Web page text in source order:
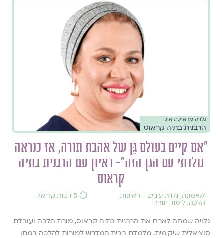
גלויה מראיינת את
הרבנית בתיה קראוס
״אם קיים בעולם גֵּן של אהבת תורה, אז כנראה
נולדתי עם הגן הזה״- ראיון עם הרבנית בתיה
קראוס
//אמונה, גלוית עיניים - ראיונות,
הלכה, לימוד תורה
⏱️ 5 דקות קריאה
גלויה שמחה לארח את הרבנית בתיה קראוס, מורת הלכה ועובדת
סוציאלית שיקומית. מלמדת בבית המדרש למורות להלכה במתן